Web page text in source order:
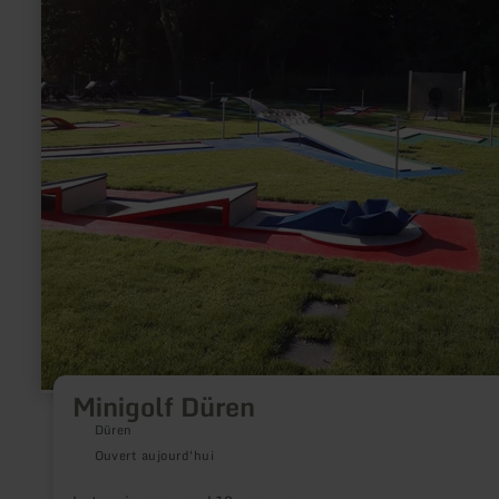
Minigolf Düren
Düren
Ouvert aujourd'hui